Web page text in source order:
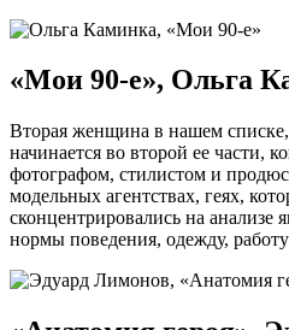
«Мои 90-е», Ольга
Вторая женщина в нашем
начинается во второй ее части,
фотографом, стилистом и
модельных агентствах, геях,
сконцентрировались на
нормы поведения, одежду,